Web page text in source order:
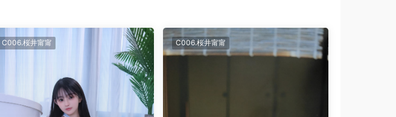
C006.桜井甯甯 C006.桜井甯甯